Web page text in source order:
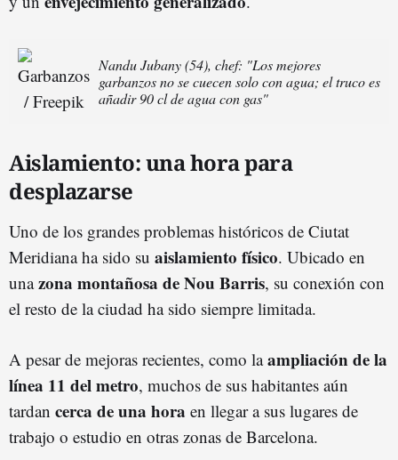
Nandu Jubany (54), chef: "Los mejores
garbanzos no se cuecen solo con agua; el truco es
añadir 90 cl de agua con gas"
Aislamiento: una hora para
desplazarse
Uno de los grandes problemas históricos de Ciutat
Meridiana ha sido su aislamiento físico. Ubicado en
unazona montañosa de Nou Barris, su conexión con
el resto de la ciudad ha sido siempre limitada.
A pesar de mejoras recientes, como laampliación de la
línea 11 del metro, muchos de sus habitantes aún
tardan cerca de una hora en llegar a sus lugares de
trabajo o estudio en otras zonas de Barcelona.